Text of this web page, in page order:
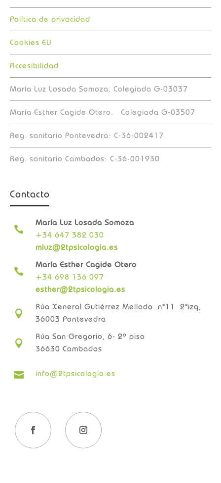
Política de privacidad
Cookies EU
Accesibilidad
María Luz Losada Somoza. Colegiada G-03037
María Esther Cagide Otero. Colegiada G-03507
Reg. sanitario Pontevedra: C-36-002417
Reg. sanitario Cambados: C-36-001930
Contacto

María Luz Losada Somoza
+34 647 382 030
mluz@2tpsicologia.es

María Esther Cagide Otero
+34 698 136 097
esther@2tpsicologia.es

Rúa Xeneral Gutiérrez Mellado n°11 2°izq,
36003 Pontevedra

Rúa San Gregorio, 6- 2º piso
36630 Cambados
 info@2tpsicologia.es